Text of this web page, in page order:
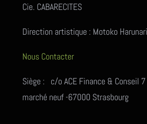
Cie. CABARECITES
Direction artistique : Motoko Harunari
Nous Contacter
Siège : c/o ACE Finance & Conseil 7
marché neuf -67000 Strasbourg